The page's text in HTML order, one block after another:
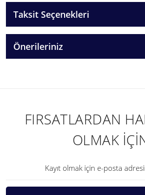
Taksit Seçenekleri
Önerileriniz
FIRSATLARDAN
OLMAK